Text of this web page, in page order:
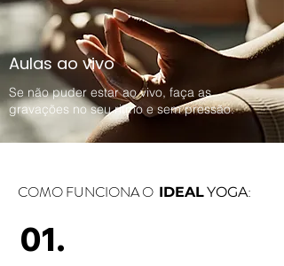
Aulas ao vivo
Se não puder estar ao vivo, faça as
gravações no seu ritmo e sem pressão.
COMO FUNCIONA O IDEALYOGA:
01.